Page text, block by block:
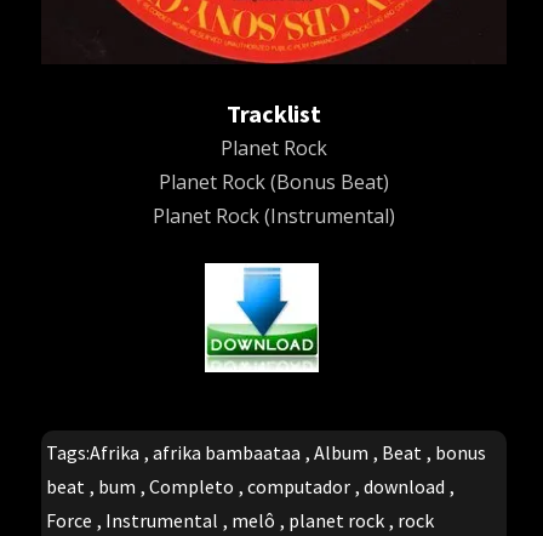
Tracklist
Planet Rock
Planet Rock (Bonus Beat)
Planet Rock (Instrumental)
Tags:Afrika ,afrika bambaataa ,Album , Beat , bonus
beat , bum ,Completo ,computador ,download ,
Force , Instrumental , melô , planet rock , rock